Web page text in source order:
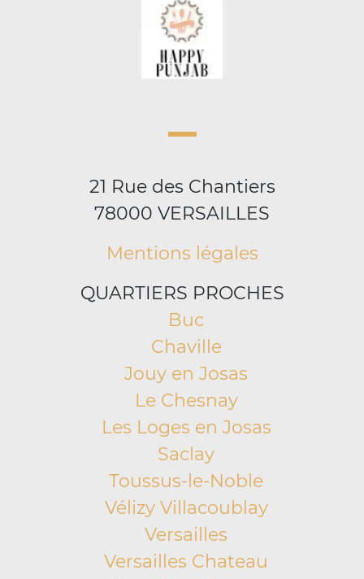
21 Rue des Chantiers
78000 VERSAILLES
Mentions légales
QUARTIERS PROCHES
Buc
Chaville
Jouy en Josas
Le Chesnay
Les Loges en Josas
Saclay
Toussus-le-Noble
Vélizy Villacoublay
Versailles
Versailles Chateau